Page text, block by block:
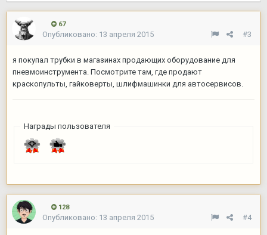
67
#3
Опубликовано: 13 апреля 2015
я покупал трубки в магазинах продающих оборудование для
пневмоинструмента. Посмотрите там, где продают
краскопульты, гайковерты, шлифмашинки для автосервисов.
Награды пользователя
128
#4
Опубликовано: 13 апреля 2015